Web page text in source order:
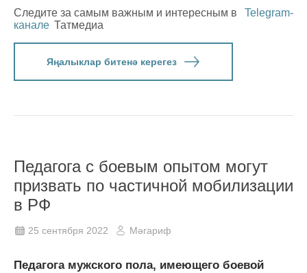
Следите за самым важным и интересным в
Telegram-
канале Татмедиа
Яңалыклар битенә керегез
Педагога с боевым опытом могут
призвать по частичной мобилизации
в РФ
25 сентября 2022 Мәгариф
Педагога мужского пола, имеющего боевой